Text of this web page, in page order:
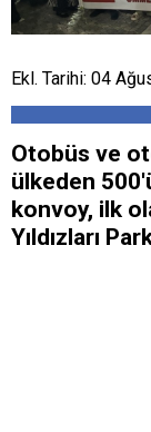
Ekl. Tarihi: 04
Otobüs ve
ülkeden
konvoy, ilk
Yıldızları